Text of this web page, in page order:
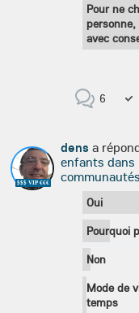
Pour ne
avec
6
$$$ VIP €€€
dens a
enfants dans
Oui
Pourquoi
Non
Mode de
temps